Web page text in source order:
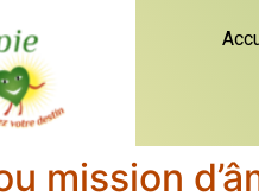
mission